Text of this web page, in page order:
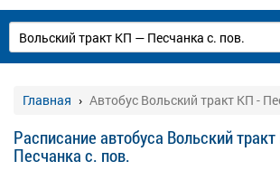
Главная Автобус Вольский тракт КП -
Расписание автобуса Вольский
Песчанка с. пов.